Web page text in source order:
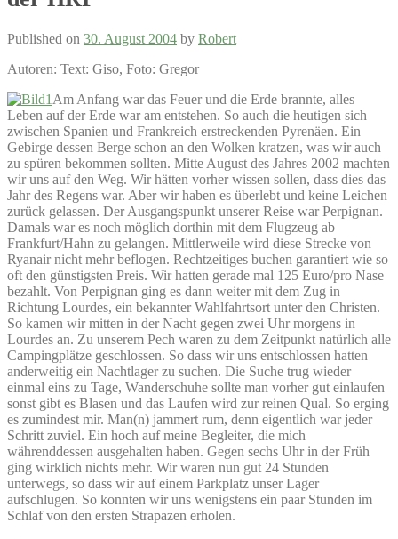
Published on 30. August 2004 by Robert
Autoren: Text: Giso, Foto: Gregor
Am Anfang war das Feuer und die Erde brannte, alles
Leben auf der Erde war am entstehen. So auch die heutigen sich
zwischen Spanien und Frankreich erstreckenden Pyrenäen. Ein
Gebirge dessen Berge schon an den Wolken kratzen, was wir auch
zu spüren bekommen sollten. Mitte August des Jahres 2002 machten
wir uns auf den Weg. Wir hätten vorher wissen sollen, dass dies das
Jahr des Regens war. Aber wir haben es überlebt und keine Leichen
zurück gelassen. Der Ausgangspunkt unserer Reise war Perpignan.
Damals war es noch möglich dorthin mit dem Flugzeug ab
Frankfurt/Hahn zu gelangen. Mittlerweile wird diese Strecke von
Ryanair nicht mehr beflogen. Rechtzeitiges buchen garantiert wie so
oft den günstigsten Preis. Wir hatten gerade mal 125 Euro/pro Nase
bezahlt. Von Perpignan ging es dann weiter mit dem Zug in
Richtung Lourdes, ein bekannter Wahlfahrtsort unter den Christen.
So kamen wir mitten in der Nacht gegen zwei Uhr morgens in
Lourdes an. Zu unserem Pech waren zu dem Zeitpunkt natürlich alle
Campingplätze geschlossen. So dass wir uns entschlossen hatten
anderweitig ein Nachtlager zu suchen. Die Suche trug wieder
einmal eins zu Tage, Wanderschuhe sollte man vorher gut einlaufen
sonst gibt es Blasen und das Laufen wird zur reinen Qual. So erging
es zumindest mir. Man(n) jammert rum, denn eigentlich war jeder
Schritt zuviel. Ein hoch auf meine Begleiter, die mich
währenddessen ausgehalten haben. Gegen sechs Uhr in der Früh
ging wirklich nichts mehr. Wir waren nun gut 24 Stunden
unterwegs, so dass wir auf einem Parkplatz unser Lager
aufschlugen. So konnten wir uns wenigstens ein paar Stunden im
Schlaf von den ersten Strapazen erholen.